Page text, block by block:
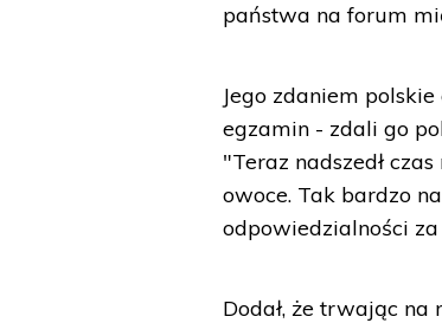
państwa na forum
Jego zdaniem
egzamin - zdali go
"Teraz nadszedł
owoce. Tak bardzo
odpowiedzialności
Dodał, że trwając